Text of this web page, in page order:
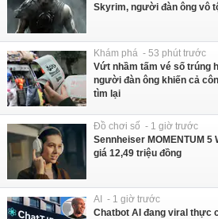
Skyrim, người đàn ông vô
Khám phá - 53 phút trước
Vứt nhầm tấm vé số trúng
người đàn ông khiến cả
tìm lại
Đồ chơi số - 1 giờ trước
Sennheiser MOMENTUM
giá 12,49 triệu đồng
AI - 1 giờ trước
Chatbot AI đang viral thực